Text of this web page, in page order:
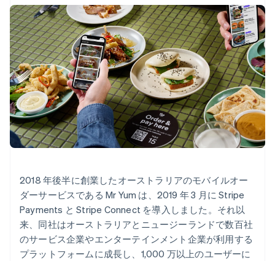
対面支払い
Authorization
Boost
決済成功率の
最適化
Link
スピーディー
な決済
Sigma
カスタムレ
ポート
Data
Pipeline
データの同
期
その他
Product roadmap
Radar
不正防止
Atlas
スタートアップの企業設立
Climate
カーボンリムーバル
業種別
AI 企業
クリエイターエコノミ―
ゲーム
ホスピタリティ、旅行、
レジャー
保険
メディアおよびエンター
テインメント
非営利団体
プロフェッショナルサー
ビス
エコシステム
パートナー
Stripe App Marketplace
と管理
リソース
アプリへの導入
コードサンプル
開発者のブログ
API ステータス
ニュースルーム
Stripe Press
お問い合わせ
営業にお問い合わせ
パートナーになる
2018 年後半に創業したオーストラリアのモバイルオー
ダーサービスである Mr Yum は、2019 年 3 月に Stripe
Payments と Stripe Connect を導入しました。それ以
来、同社はオーストラリアとニュージーランドで数百社
のサービス企業やエンターテインメント企業が利用する
プラットフォームに成長し、1,000 万以上のユーザーに